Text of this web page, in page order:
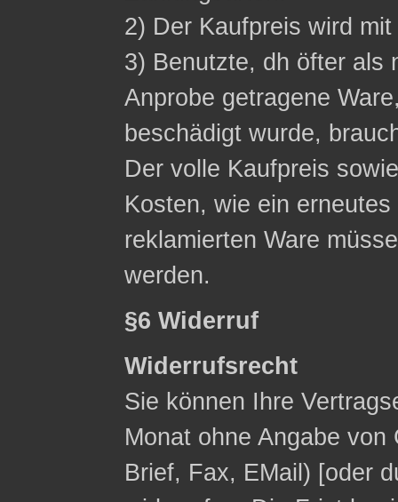
2) Der Kaufpreis wird
3) Benutzte, dh öfter als
Anprobe getragene
beschädigt wurde,
Der volle Kaufpreis
Kosten, wie ein
reklamierten Ware
werden.
§6 Widerruf
Widerrufsrecht
Sie können Ihre
Monat ohne Angabe
Brief, Fax, E­Mail) [oder